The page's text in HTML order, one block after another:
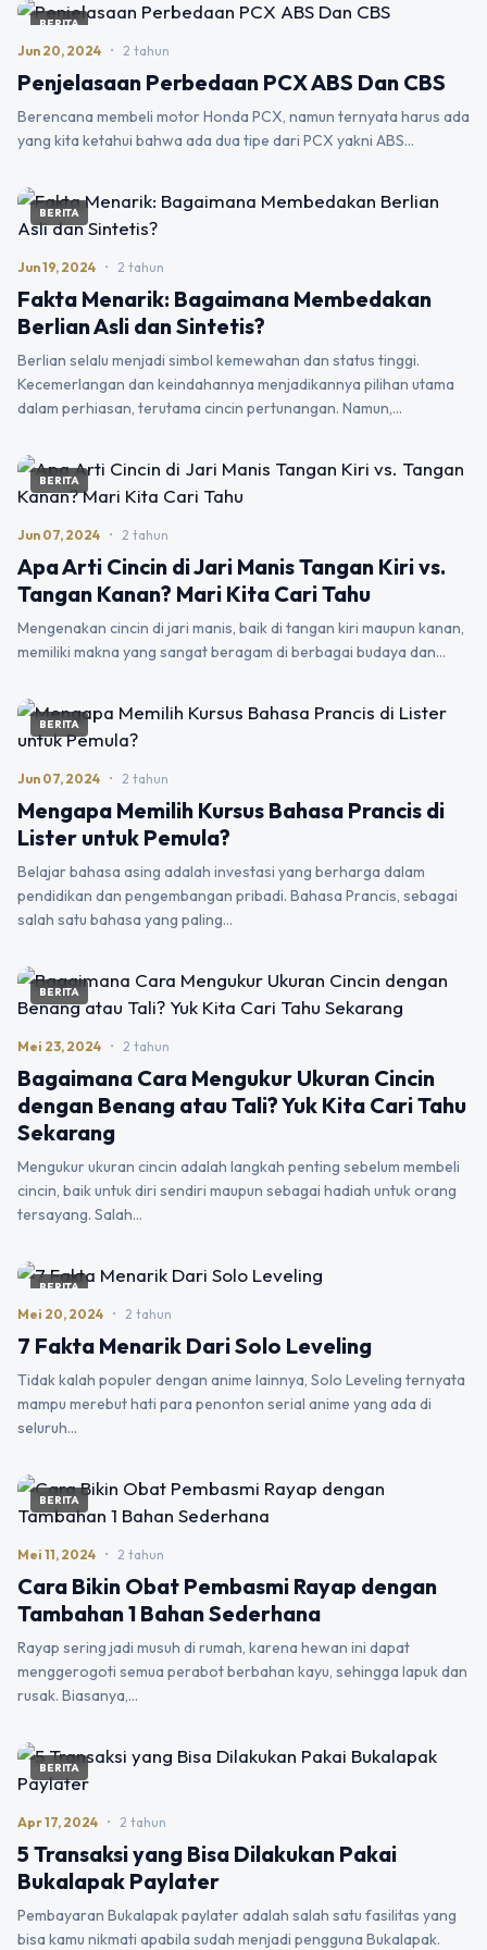
BERITA
Jun 20, 2024 • 2 tahun
Penjelasaan Perbedaan PCX ABS Dan CBS
Berencana membeli motor Honda PCX, namun ternyata harus ada
yang kita ketahui bahwa ada dua tipe dari PCX yakni ABS…
BERITA
Jun 19, 2024 • 2 tahun
Fakta Menarik: Bagaimana Membedakan
Berlian Asli dan Sintetis?
Berlian selalu menjadi simbol kemewahan dan status tinggi.
Kecemerlangan dan keindahannya menjadikannya pilihan utama
dalam perhiasan, terutama cincin pertunangan. Namun,…
BERITA
Jun 07, 2024 • 2 tahun
Apa Arti Cincin di Jari Manis Tangan Kiri vs.
Tangan Kanan? Mari Kita Cari Tahu
Mengenakan cincin di jari manis, baik di tangan kiri maupun kanan,
memiliki makna yang sangat beragam di berbagai budaya dan…
BERITA
Jun 07, 2024 • 2 tahun
Mengapa Memilih Kursus Bahasa Prancis di
Lister untuk Pemula?
Belajar bahasa asing adalah investasi yang berharga dalam
pendidikan dan pengembangan pribadi. Bahasa Prancis, sebagai
salah satu bahasa yang paling…
BERITA
Mei 23, 2024 • 2 tahun
Bagaimana Cara Mengukur Ukuran Cincin
dengan Benang atau Tali? Yuk Kita Cari Tahu
Sekarang
Mengukur ukuran cincin adalah langkah penting sebelum membeli
cincin, baik untuk diri sendiri maupun sebagai hadiah untuk orang
tersayang. Salah…
BERITA
Mei 20, 2024 • 2 tahun
7 Fakta Menarik Dari Solo Leveling
Tidak kalah populer dengan anime lainnya, Solo Leveling ternyata
mampu merebut hati para penonton serial anime yang ada di
seluruh…
BERITA
Mei 11, 2024 • 2 tahun
Cara Bikin Obat Pembasmi Rayap dengan
Tambahan 1 Bahan Sederhana
Rayap sering jadi musuh di rumah, karena hewan ini dapat
menggerogoti semua perabot berbahan kayu, sehingga lapuk dan
rusak. Biasanya,…
BERITA
Apr 17, 2024 • 2 tahun
5 Transaksi yang Bisa Dilakukan Pakai
Bukalapak Paylater
Pembayaran Bukalapak paylater adalah salah satu fasilitas yang
bisa kamu nikmati apabila sudah menjadi pengguna Bukalapak.